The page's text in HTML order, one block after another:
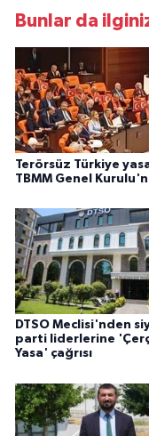
Bunlar da
Terörsüz Türkiye
TBMM Genel
DTSO Meclisi'nden
parti liderlerine
Yasa' çağrısı